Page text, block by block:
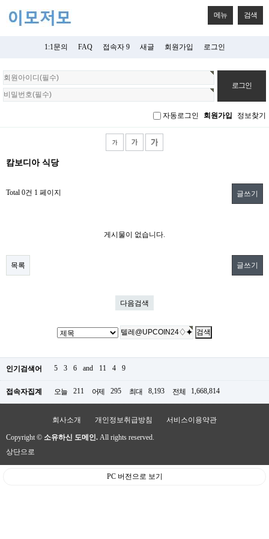
메뉴 검색
1:1문의 FAQ 접속자 9 새글 회원가입 로그인
회
원
로
자동로그인 회원가입 정보찾기
캄보디아 식당
Total 0건 1 페이지 글쓰기
게시물이 없습니다.
목록 글쓰기
다음검색
인기검색어 5 3 6 and 11 4 9
접속자집계 오늘 211 어제 295 최대 8,193 전체 1,668,814
회사소개 개인정보취급방침 서비스이용약관
Copyright © 소유하신 도메인. All rights reserved.
상단으로
PC 버전으로 보기